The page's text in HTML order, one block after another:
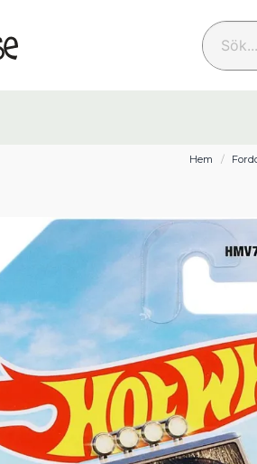
Sök...
Hem